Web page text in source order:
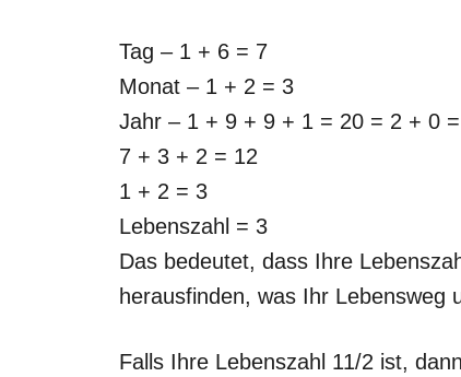
Tag – 1 + 6 = 7
Monat – 1 + 2 = 3
Jahr – 1 + 9 + 9 + 1 = 20 = 2 + 0
7 + 3 + 2 = 12
1 + 2 = 3
Lebenszahl = 3
Das bedeutet, dass Ihre
herausfinden, was Ihr Lebensweg
Falls Ihre Lebenszahl 11/2 ist,